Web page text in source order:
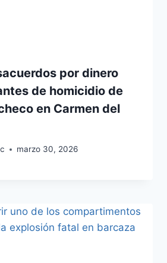
por dinero
de homicidio de
en Carmen del
marzo 30, 2026